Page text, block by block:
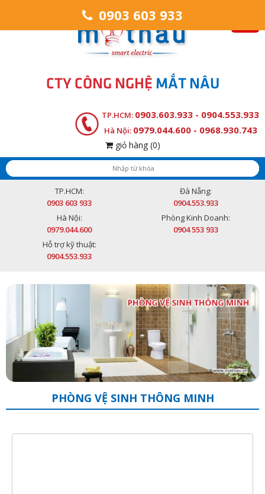
CTY CÔNG NGHỆ MẮT NÂU
TP.HCM: 0903.603.933 - 0904.553.933
Hà Nội: 0979.044.600 - 0968.930.743
giỏ hàng (0)
TP.HCM:
0903 603 933
Đà Nẵng:
0904.553.933
Hà Nội:
0979.044.600
Phòng Kinh Doanh:
0904 553 933
Hỗ trợ kỹ thuật:
0904.553.933
PHÒNG VỆ SINH THÔNG MINH
0903 603 933